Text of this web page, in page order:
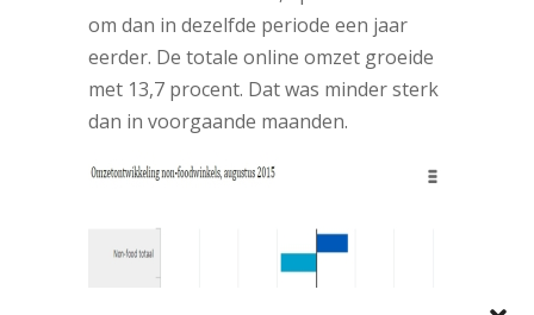
om dan in dezelfde periode een jaar
eerder. De totale online omzet groeide
met 13,7 procent. Dat was minder sterk
dan in voorgaande maanden.